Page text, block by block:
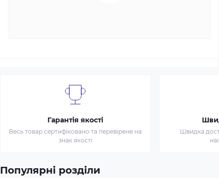
Гарантія якості
Весь товар сертифіковано та перевірене на
знак якості
Швидка
Популярні розділи